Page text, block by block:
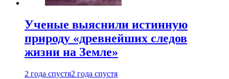
Ученые выяснили истинную
природу «древнейших следов
жизни на Земле»
2 года спустя2 года спустя